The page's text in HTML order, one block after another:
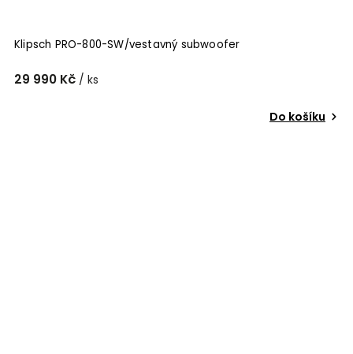
Klipsch PRO-800-SW/vestavný subwoofer
29 990 Kč / ks
Do košíku